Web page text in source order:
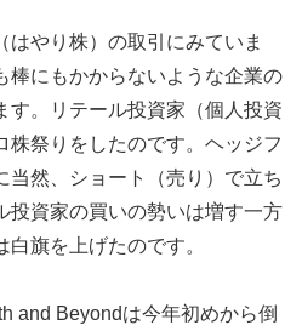
はやり株）の取引にみていま
棒にもかからないような企業の
す。リテール投資家（個人投資
株祭りをしたのです。ヘッジフ
当然、ショート（売り）で立ち
投資家の買いの勢いは増す一方
旗を上げたのです。
and Beyondは今年初めから倒